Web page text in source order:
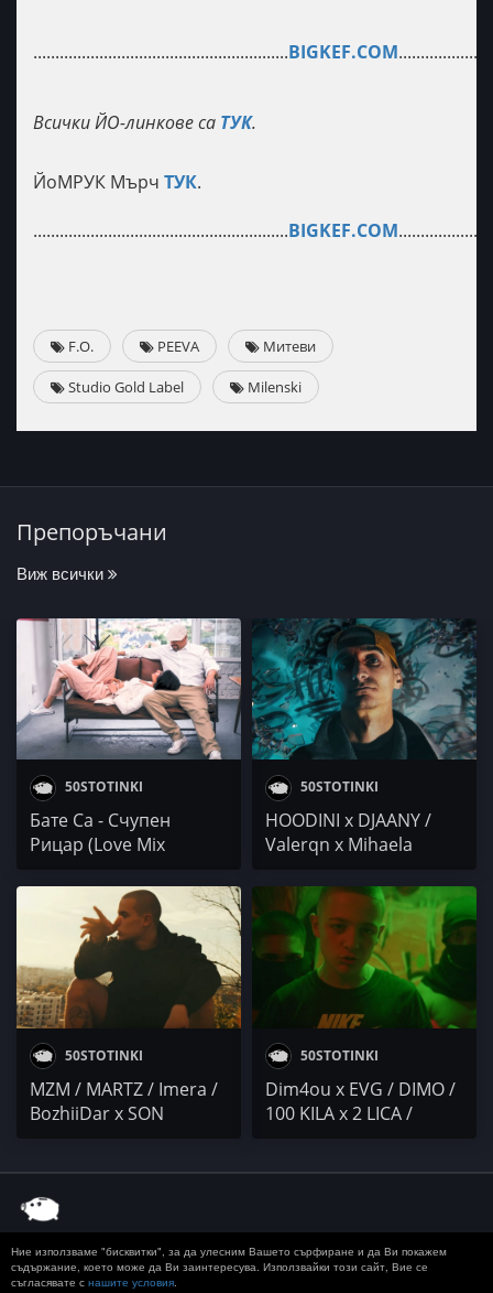
..........................................................BIGKEF.COM
Всички ЙО-линкове са ТУК.
ЙоМРУК Мърч ТУК.
..........................................................BIGKEF.COM
F.O. PEEVA Митеви
Studio Gold Label Milenski
Препоръчани
Виж всички
50STOTINKI
Бате Са - Счупен
Рицар (Love Mix
DJ Zeeknow
50STOTINKI
HOODINI x DJAANY /
Valerqn x Mihaela
MORALLESS x Jimmy
CHENG / ACE / Kemera
/ 22
50STOTINKI
MZM / MARTZ / Imera /
BozhiiDar x SON
50STOTINKI
Dim4ou x EVG / DIMO /
100 KILA x 2 LICA /
© 2020 50 STOTINKI КОНТАКТ
ЗА РЕКЛАМА
ДОСТАВКА, ЗАПЛАЩАНЕ И ВРЪЩАНЕ
Ние използваме "бисквитки", за да улесним Вашето сърфиране и да Ви покажем
съдържание, което може да Ви заинтересува. Използвайки този сайт, Вие се
съгласявате с нашите условия.